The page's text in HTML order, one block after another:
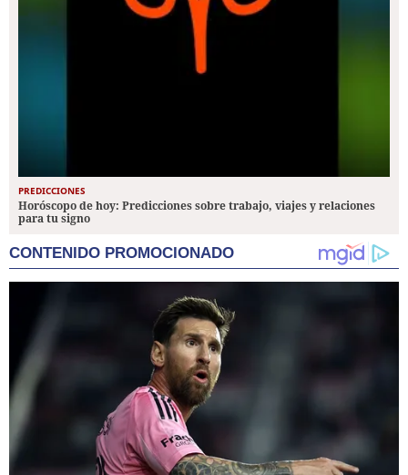
PREDICCIONES
Horóscopo de hoy: Predicciones sobre trabajo, viajes y relaciones
para tu signo
CONTENIDO PROMOCIONADO